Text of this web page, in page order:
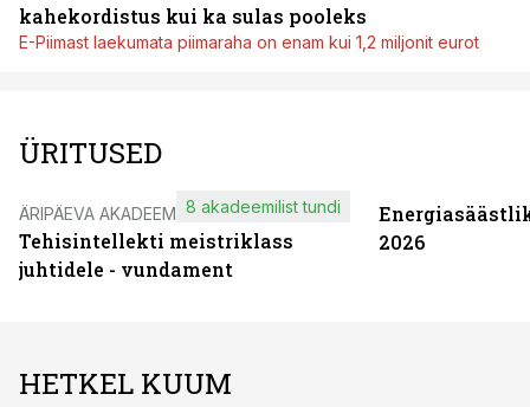
kahekordistus kui ka sulas pooleks
E-Piimast laekumata piimaraha on enam kui 1,2 miljonit eurot
ÜRITUSED
ÄRIPÄEVA AKADEEMIA
Tehisintellekti meistriklass
juhtidele - vundament
8 akadeemilist tundi
2026
HETKEL KUUM